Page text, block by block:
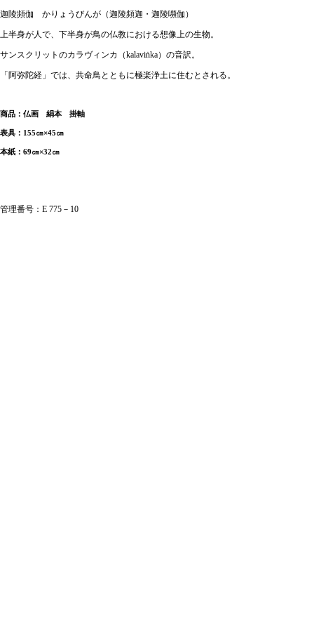
迦陵頻伽 かりょうびんが（迦陵頻迦・迦陵嚬伽）
上半身が人で、下半身が鳥の仏教における想像上の生物。
サンスクリットのカラヴィンカ（kalaviṅka）の音訳。
「阿弥陀経」では、共命鳥とともに極楽浄土に住むとされる。
商品：仏画 絹本 掛軸
表具：155㎝×45㎝
本紙：69㎝×32㎝
管理番号：E 775－10